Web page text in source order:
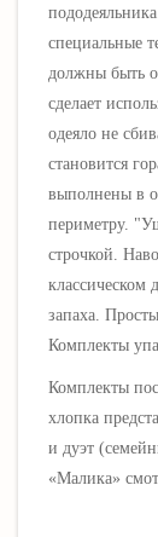
специальные
должны быть
сделает
одеяло не
становится
выполнены в
периметру.
строчкой.
классическом
запаха.
Комплекты
Комплекты
хлопка
и дуэт
«Малика»